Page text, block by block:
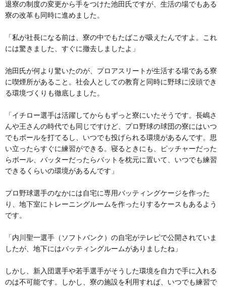
退寮の制度の変更から手をつけた池田氏ですが、生活の場でもある
寮の改革も同時に進めました。
「私が社長になる前は、寮の中でもたばこが吸えたんですよ。これ
には驚きました、すぐに撤去しましたよ」
池田氏が何より驚いたのが、プロアスリートが生活する場である寮
に喫煙所があること。社会人としての教育と同時に野球に没頭でき
る環境づくりも徹底しました。
「イチロー選手は活躍してからもずっと寮にいたそうです。長嶋さ
んや王さんの時代でも同じですけど、プロ野球の球団の寮にはいつ
でもボールを打てるし、いつでも投げられる環境があるんです。思
い立ったらすぐに練習ができる。寝るときにも、ピッチャーだった
らボール、バッターだったらバットを枕元に置いて、いつでも練習
できるくらいの環境があるんです」
プロ野球選手のなかには自宅に専用バッティングケージを作った
り、地下室にトレーニングルームを作ったりするケースもあるよう
です。
「内川聖一選手（ソフトバンク）の自宅がテレビで公開されていま
したが、地下にはバッティングルームがありましたね」
しかし、新入団選手や若手選手がそうした環境を自力で手に入れる
のは不可能です。しかし、寮の施設を利用すれば、いつでも練習で